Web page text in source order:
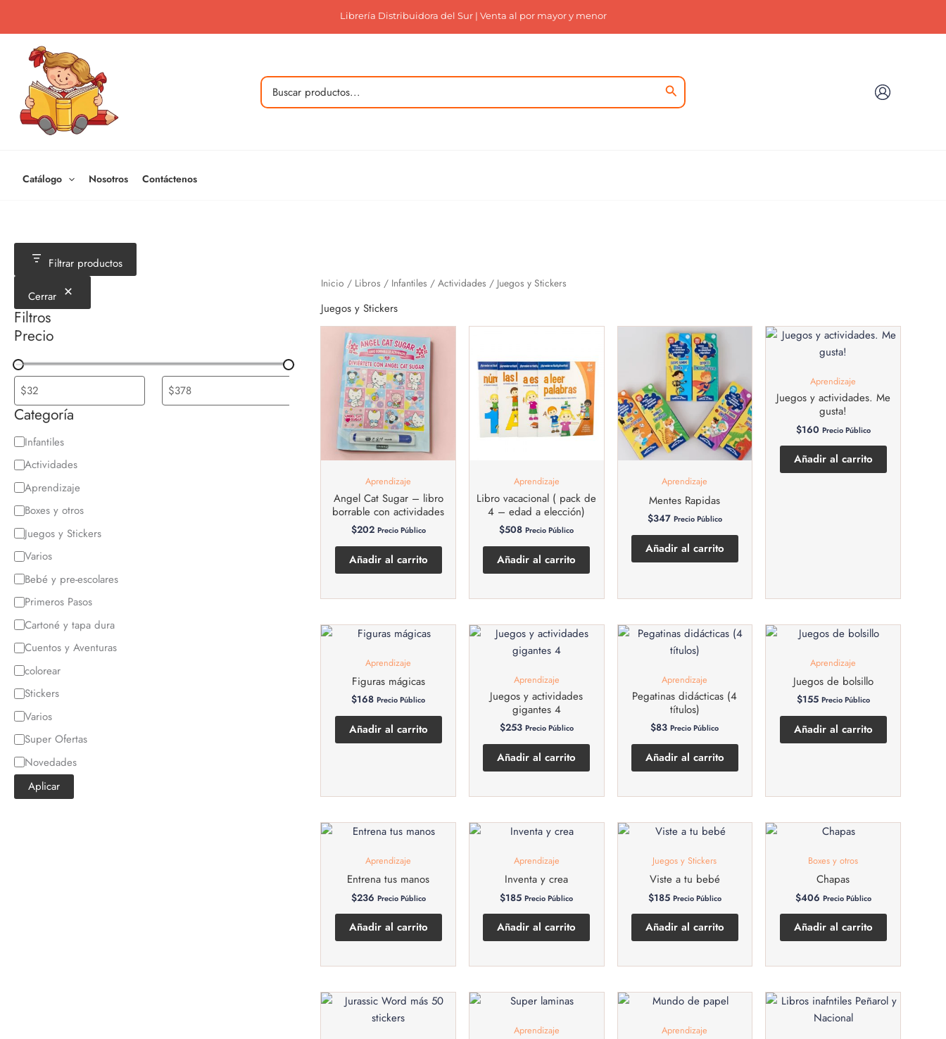
Librería Distribuidora del Sur | Venta al por mayor y menor
Buscar
Catálogo Nosotros Contáctenos
Filtrar productos
Cerrar
Filtros
Precio
Categoría
C
a
t
e
g
í
a
Infantiles
Actividades
Aprendizaje
Boxes y otros
Juegos y Stickers
Varios
Bebé y pre-escolares
Primeros Pasos
Cartoné y tapa dura
Cuentos y Aventuras
colorear
Stickers
Varios
Super Ofertas
Novedades
Aplicar
Inicio / Libros / Infantiles /Actividades / Juegos y Stickers
Juegos y Stickers
Aprendizaje
Angel Cat Sugar – libro
borrable con actividades
$202 Precio Público
Añadir al carrito
Aprendizaje
Libro vacacional ( pack de
4 – edad a elección)
$508 Precio Público
Añadir al carrito
Aprendizaje
Mentes Rapidas
$347 Precio Público
Añadir al carrito
Aprendizaje
Juegos y actividades. Me
gusta!
$160 Precio Público
Añadir al carrito
Aprendizaje
Figuras mágicas
$168 Precio Público
Añadir al carrito
Aprendizaje
Juegos y actividades
gigantes 4
$253 Precio Público
Añadir al carrito
Aprendizaje
Pegatinas didácticas (4
títulos)
$83 Precio Público
Añadir al carrito
Aprendizaje
Juegos de bolsillo
$155 Precio Público
Añadir al carrito
Aprendizaje
Entrena tus manos
$236 Precio Público
Añadir al carrito
Aprendizaje
Inventa y crea
$185 Precio Público
Añadir al carrito
Juegos y Stickers
Viste a tu bebé
$185 Precio Público
Añadir al carrito
Boxes y otros
Chapas
$406 Precio Público
Añadir al carrito
Aprendizaje Aprendizaje